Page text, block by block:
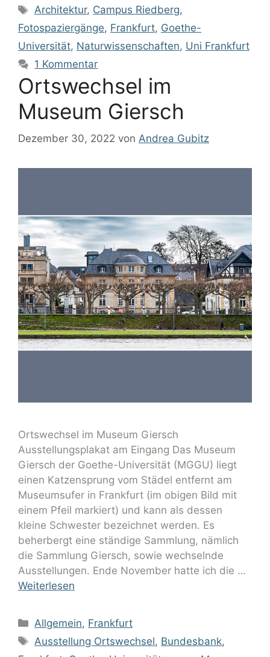
Architektur, Campus Riedberg,
Fotospaziergänge, Frankfurt, Goethe-
Universität, Naturwissenschaften, Uni Frankfurt
1 Kommentar
Ortswechsel im
Museum Giersch
Dezember 30, 2022 von Andrea Gubitz
Ortswechsel im Museum Giersch
Ausstellungsplakat am Eingang Das Museum
Giersch der Goethe-Universität (MGGU) liegt
einen Katzensprung vom Städel entfernt am
Museumsufer in Frankfurt (im obigen Bild mit
einem Pfeil markiert) und kann als dessen
kleine Schwester bezeichnet werden. Es
beherbergt eine ständige Sammlung, nämlich
die Sammlung Giersch, sowie wechselnde
Ausstellungen. Ende November hatte ich die …
Weiterlesen
Allgemein, Frankfurt
Ausstellung Ortswechsel, Bundesbank,